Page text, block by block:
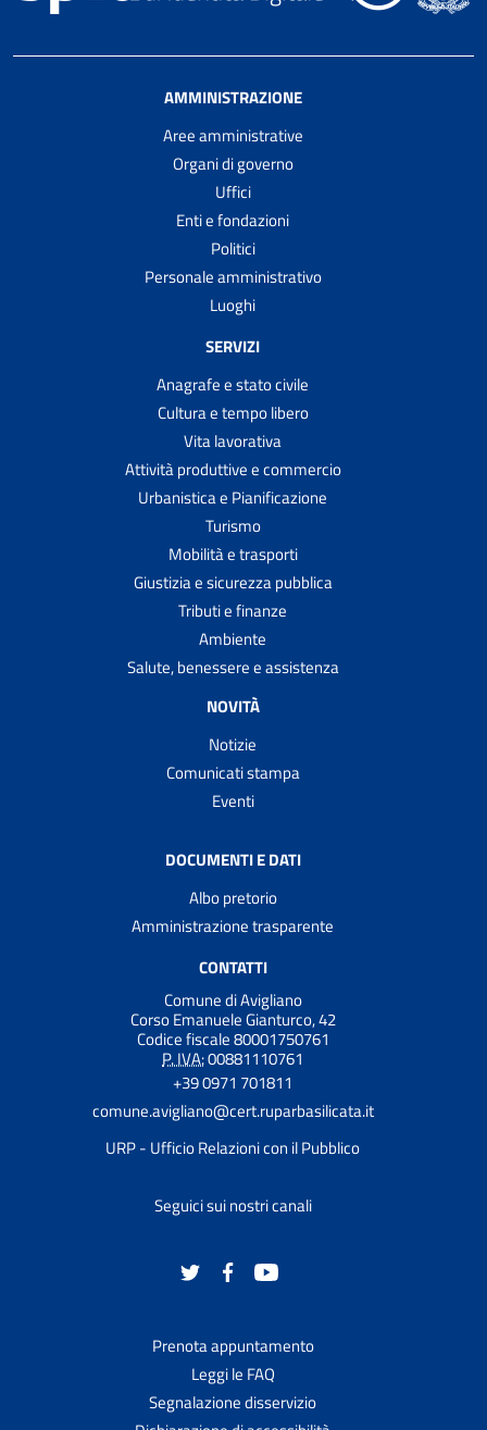
AMMINISTRAZIONE
Aree amministrative
Organi di governo
Uffici
Enti e fondazioni
Politici
Personale amministrativo
Luoghi
SERVIZI
Anagrafe e stato civile
Cultura e tempo libero
Vita lavorativa
Attività produttive e commercio
Urbanistica e Pianificazione
Turismo
Mobilità e trasporti
Giustizia e sicurezza pubblica
Tributi e finanze
Ambiente
Salute, benessere e assistenza
NOVITÀ
Notizie
Comunicati stampa
Eventi
DOCUMENTI E DATI
Albo pretorio
Amministrazione trasparente
CONTATTI
Comune di Avigliano
Corso Emanuele Gianturco, 42
Codice fiscale 80001750761
P. IVA:00881110761
+39 0971 701811
comune.avigliano@cert.ruparbasilicata.it
URP - Ufficio Relazioni con il Pubblico
Seguici sui nostri canali
Prenota appuntamento
Leggi le FAQ
Segnalazione disservizio